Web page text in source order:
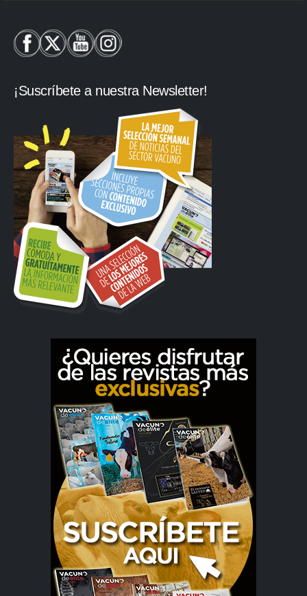
¡Suscríbete a nuestra Newsletter!